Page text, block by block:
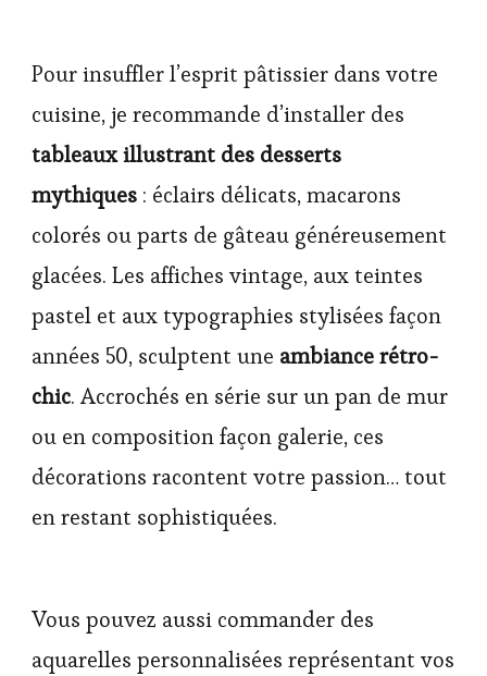
Pour insuffler l’esprit pâtissier dans votre
cuisine, je recommande d’installer des
tableaux illustrant des desserts
mythiques : éclairs délicats, macarons
colorés ou parts de gâteau généreusement
glacées. Les affiches vintage, aux teintes
pastel et aux typographies stylisées façon
années 50, sculptent une ambiance rétro-
chic. Accrochés en série sur un pan de mur
ou en composition façon galerie, ces
décorations racontent votre passion… tout
en restant sophistiquées.
Vous pouvez aussi commander des
aquarelles personnalisées représentant vos